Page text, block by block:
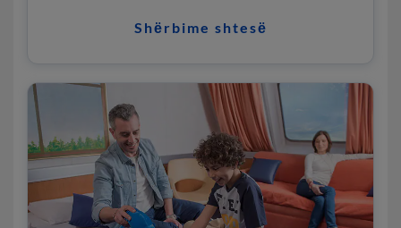
Shёrbime shtesё